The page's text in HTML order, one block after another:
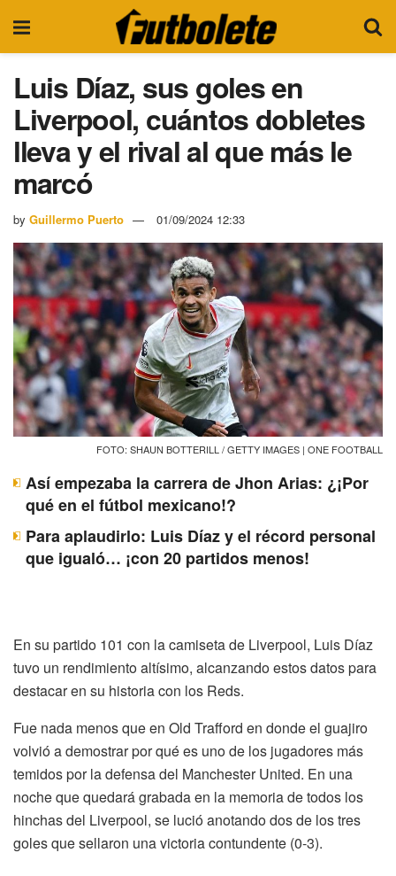
Luis Díaz, sus goles en
Liverpool, cuántos dobletes
lleva y el rival al que más le
marcó
by Guillermo Puerto 01/09/2024 12:33
FOTO: SHAUN BOTTERILL / GETTY IMAGES | ONE FOOTBALL
Así empezaba la carrera de Jhon Arias: ¿¡Por
qué en el fútbol mexicano!?
Para aplaudirlo: Luis Díaz y el récord personal
que igualó… ¡con 20 partidos menos!
En su partido 101 con la camiseta de Liverpool, Luis Díaz
tuvo un rendimiento altísimo, alcanzando estos datos para
destacar en su historia con los Reds.
Fue nada menos que en Old Trafford en donde el guajiro
volvió a demostrar por qué es uno de los jugadores más
temidos por la defensa del Manchester United. En una
noche que quedará grabada en la memoria de todos los
hinchas del Liverpool, se lució anotando dos de los tres
goles que sellaron una victoria contundente (0-3).